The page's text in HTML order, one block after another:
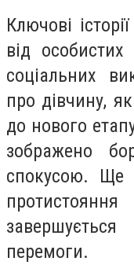
Ключові
від
соціальних
про дівчину,
до нового
зображено
спокусою. Ще
перемоги.